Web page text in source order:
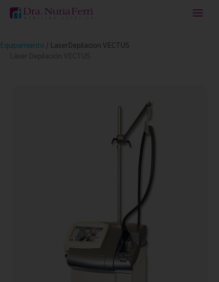
Equipamiento / LaserDepilacion VECTUS
Láser Depilación VECTUS